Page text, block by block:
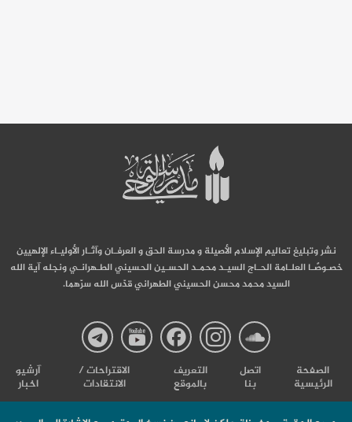
نشر وتبليغ تعاليم الإسلام الأصيلة و مدرسة الحق و العرفـان وآثـار الأوليـاء الإلهيين
خصـوصًـا العلـامة الحـاج السيـد محمـد الحسـين الحسيني الطـهرانـي ونجله آية الله
السيد محمد محسن الحسيني الطهراني قدّس الله سرّهما.
صفحة
صفحة
صفحة
صفحة
الصفحة
الرئيسية
اتصل
بنا
التعریف
بالموقع
الاقتراحات /
الانتقادات
آرشیو
اخبار